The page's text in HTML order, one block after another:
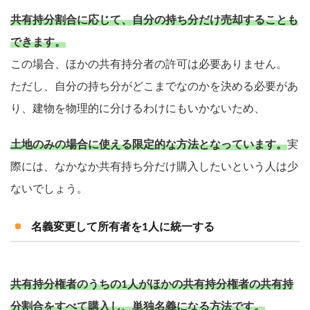
共有持分割合に応じて、自分の持ち分だけ売却することも
できます。
この場合、ほかの共有持分者の許可は必要ありません。
ただし、自分の持ち分がどこまでなのかを決める必要があ
り、建物を物理的に分けるわけにもいかないため、
土地のみの場合に使える限定的な方法となっています。実
際には、なかなか共有持ち分だけ購入したいという人は少
ないでしょう。
名義変更して所有者を1人に統一する
共有持分権者のうちの1人がほかの共有持分権者の共有持
分割合をすべて購入し、単独名義になる方法です。